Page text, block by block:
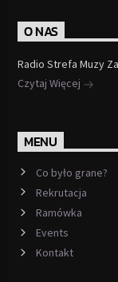
O NAS
Radio Strefa Muzy
Czytaj Więcej
MENU
Co było grane?
Rekrutacja
Ramówka
Events
Kontakt